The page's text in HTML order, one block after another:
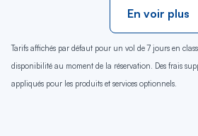
En voir plus
Tarifs affichés par défaut pour un vol de 7 jours en
disponibilité au moment de la réservation. Des frais
appliqués pour les produits et services optionnels.